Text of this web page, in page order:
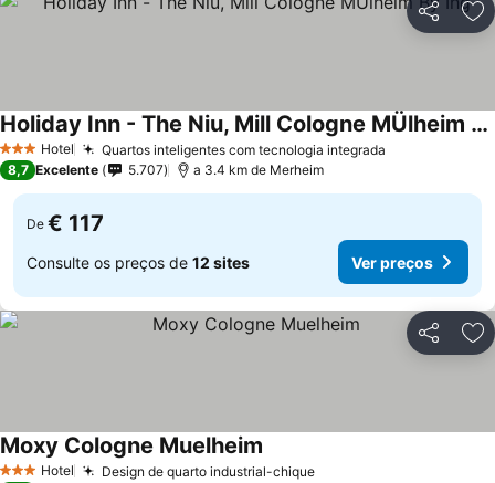
Partilhar
3 EstrelasHotel Quartos inteligentes com tecnologia integrada
Holiday Inn - The Niu, Mill Cologne MÜlheim By Ihg
8,7 Excelente 5.707 a 3.4 km de Merheim
De € 117
Consulte os preços de 12 sites Ver preços
Partilhar
3 EstrelasHotel Design de quarto industrial-chique
Moxy Cologne Muelheim